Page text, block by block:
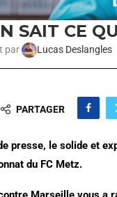
SAIT CE
par Lucas Deslangles
PARTAGER
presse, le solide et
du FC Metz.